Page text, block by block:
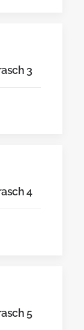
3
4
5